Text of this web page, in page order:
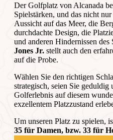
Der Golfplatz von Alcanada
Spielstärken, und das nicht
Aussicht auf das Meer, die
durchdachte Design, die
und anderen Hindernissen des
Jones Jr. stellt auch den
auf die Probe.
Wählen Sie den richtigen
strategisch, seien Sie geduldig
Golferlebnis auf diesem
exzellentem Platzzustand
Um unseren Platz zu spielen,
35 für Damen, bzw. 33 für